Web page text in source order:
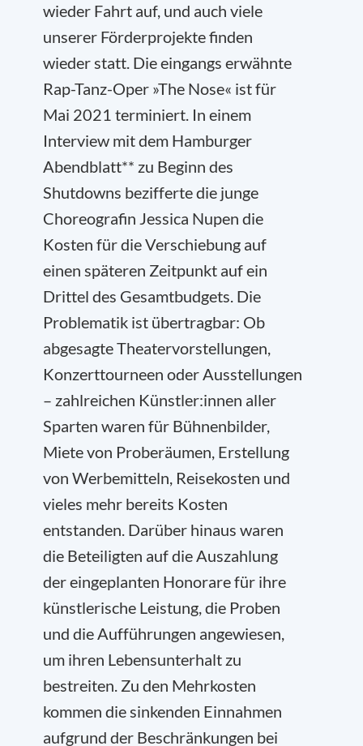
wieder Fahrt auf, und auch viele
unserer Förderprojekte finden
wieder statt. Die eingangs erwähnte
Rap-Tanz-Oper »The Nose« ist für
Mai 2021 terminiert. In einem
Interview mit dem Hamburger
Abendblatt** zu Beginn des
Shutdowns bezifferte die junge
Choreografin Jessica Nupen die
Kosten für die Verschiebung auf
einen späteren Zeitpunkt auf ein
Drittel des Gesamtbudgets. Die
Problematik ist übertragbar: Ob
abgesagte Theatervorstellungen,
Konzerttourneen oder Ausstellungen
– zahlreichen Künstler:innen aller
Sparten waren für Bühnenbilder,
Miete von Proberäumen, Erstellung
von Werbemitteln, Reisekosten und
vieles mehr bereits Kosten
entstanden. Darüber hinaus waren
die Beteiligten auf die Auszahlung
der eingeplanten Honorare für ihre
künstlerische Leistung, die Proben
und die Aufführungen angewiesen,
um ihren Lebensunterhalt zu
bestreiten. Zu den Mehrkosten
kommen die sinkenden Einnahmen
aufgrund der Beschränkungen bei